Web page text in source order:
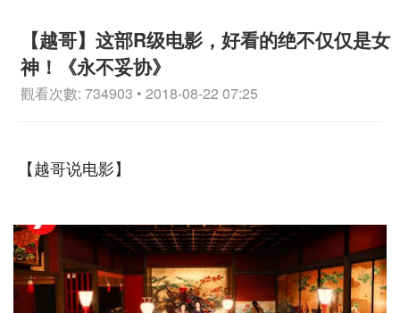
【越哥】这部R级电影，好看的绝不仅仅是女
神！《永不妥协》
觀看次數: 734903 • 2018-08-22 07:25
【越哥说电影】